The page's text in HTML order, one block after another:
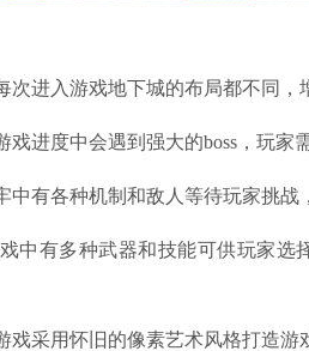
次进入游戏地下城的布局都不同，
戏进度中会遇到强大的boss，玩家
中有各种机制和敌人等待玩家挑战
中有多种武器和技能可供玩家选
戏采用怀旧的像素艺术风格打造游